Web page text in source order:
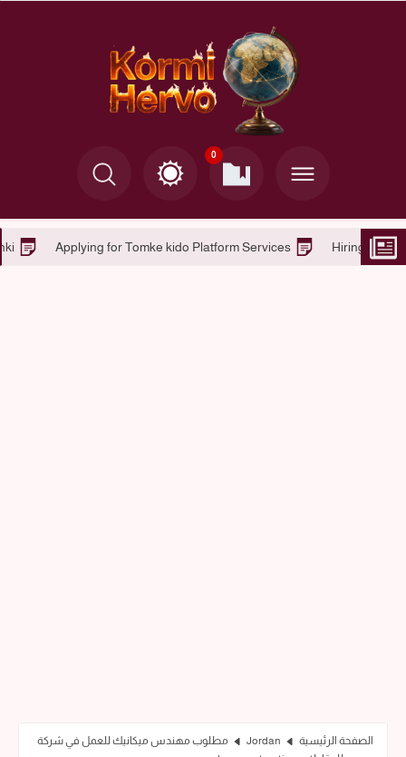
0
Applying for Tomke kido Platform
Tomke kido in Helsinki
الصفحة الرئيسية Jordan
مطلوب مهندس ميكانيك للعمل في شركة